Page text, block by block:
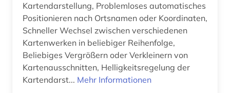
Kartendarstellung, Problemloses automatisches
Positionieren nach Ortsnamen oder Koordinaten,
Schneller Wechsel zwischen verschiedenen
Kartenwerken in beliebiger Reihenfolge,
Beliebiges Vergrößern oder Verkleinern von
Kartenausschnitten, Helligkeitsregelung der
Kartendarst... Mehr Informationen